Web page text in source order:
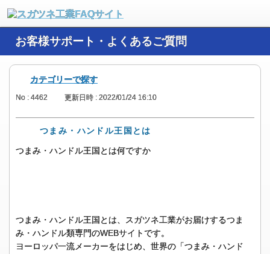
お客様サポート・よくあるご質問
カテゴリーで探す
No : 4462 更新日時 : 2022/01/24 16:10
つまみ・ハンドル王国とは
つまみ・ハンドル王国とは何ですか
つまみ・ハンドル王国とは、スガツネ工業がお届けするつま
み・ハンドル類専門のWEBサイトです。
ヨーロッパ一流メーカーをはじめ、世界の「つまみ・ハンド